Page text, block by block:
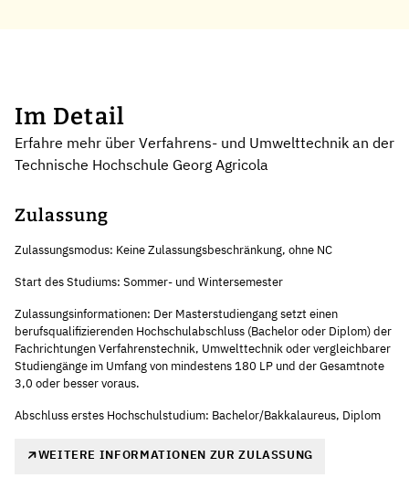
Im Detail
Erfahre mehr über Verfahrens- und Umwelttechnik an der
Technische Hochschule Georg Agricola
Zulassung
Zulassungsmodus: Keine Zulassungsbeschränkung, ohne NC
Start des Studiums: Sommer- und Wintersemester
Zulassungsinformationen: Der Masterstudiengang setzt einen
berufsqualifizierenden Hochschulabschluss (Bachelor oder Diplom) der
Fachrichtungen Verfahrenstechnik, Umwelttechnik oder vergleichbarer
Studiengänge im Umfang von mindestens 180 LP und der Gesamtnote
3,0 oder besser voraus.
Abschluss erstes Hochschulstudium: Bachelor/Bakkalaureus, Diplom
WEITERE INFORMATIONEN ZUR ZULASSUNG